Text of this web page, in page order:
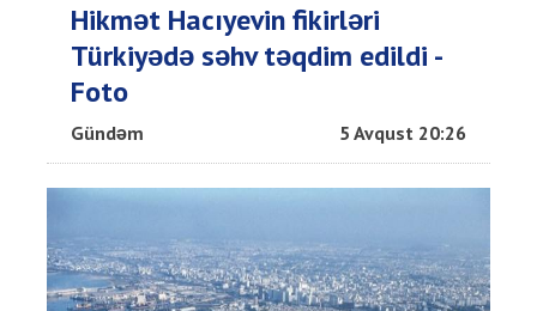
Hikmət Hacıyevin fikirləri
Türkiyədə səhv təqdim edildi -
Foto
Gündəm 5 Avqust 20:26